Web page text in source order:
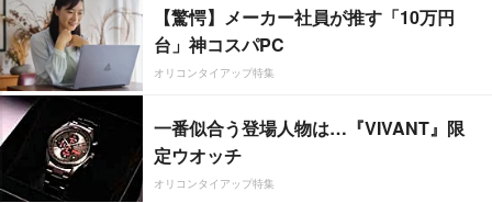
【驚愕】メーカー社員が推す「10万円
台」神コスパPC
オリコンタイアップ特集
一番似合う登場人物は…『VIVANT』限
定ウオッチ
オリコンタイアップ特集